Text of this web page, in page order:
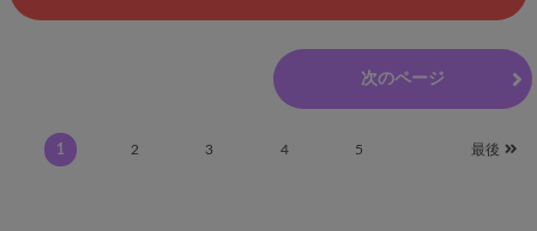
次のページ
1 2 3 4 5 最後